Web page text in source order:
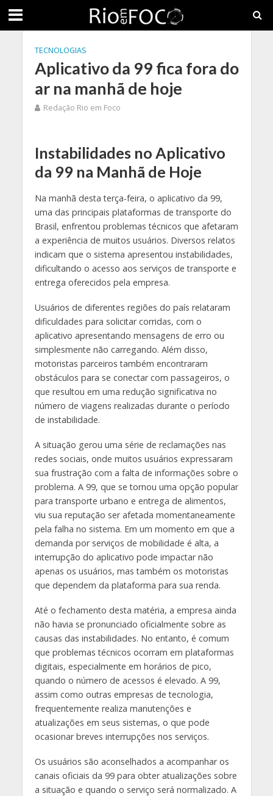
TECNOLOGIAS
Aplicativo da 99 fica fora do
ar na manhã de hoje
Redação Rio em Foco
Instabilidades no Aplicativo
da 99 na Manhã de Hoje
Na manhã desta terça-feira, o aplicativo da 99,
uma das principais plataformas de transporte do
Brasil, enfrentou problemas técnicos que afetaram
a experiência de muitos usuários. Diversos relatos
indicam que o sistema apresentou instabilidades,
dificultando o acesso aos serviços de transporte e
entrega oferecidos pela empresa.
Usuários de diferentes regiões do país relataram
dificuldades para solicitar corridas, com o
aplicativo apresentando mensagens de erro ou
simplesmente não carregando. Além disso,
motoristas parceiros também encontraram
obstáculos para se conectar com passageiros, o
que resultou em uma redução significativa no
número de viagens realizadas durante o período
de instabilidade.
A situação gerou uma série de reclamações nas
redes sociais, onde muitos usuários expressaram
sua frustração com a falta de informações sobre o
problema. A 99, que se tornou uma opção popular
para transporte urbano e entrega de alimentos,
viu sua reputação ser afetada momentaneamente
pela falha no sistema. Em um momento em que a
demanda por serviços de mobilidade é alta, a
interrupção do aplicativo pode impactar não
apenas os usuários, mas também os motoristas
que dependem da plataforma para sua renda.
Até o fechamento desta matéria, a empresa ainda
não havia se pronunciado oficialmente sobre as
causas das instabilidades. No entanto, é comum
que problemas técnicos ocorram em plataformas
digitais, especialmente em horários de pico,
quando o número de acessos é elevado. A 99,
assim como outras empresas de tecnologia,
frequentemente realiza manutenções e
atualizações em seus sistemas, o que pode
ocasionar breves interrupções nos serviços.
Os usuários são aconselhados a acompanhar os
canais oficiais da 99 para obter atualizações sobre
a situação e quando o serviço será normalizado. A